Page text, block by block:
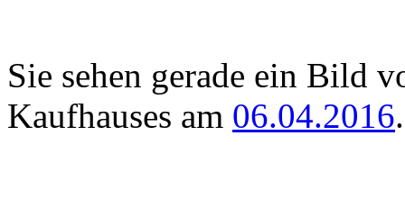
Sie sehen gerade ein Bild
Kaufhauses am 06.04.2016.